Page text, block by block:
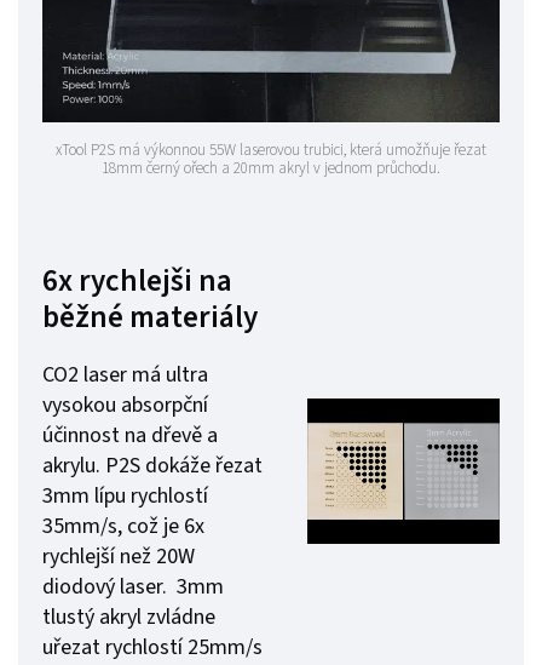
xTool P2S má výkonnou 55W laserovou trubici, která umožňuje řezat
18mm černý ořech a 20mm akryl v jednom průchodu.
6x rychlejši na
běžné materiály
CO2 laser má ultra
vysokou absorpční
účinnost na dřevě a
akrylu. P2S dokáže řezat
3mm lípu rychlostí
35mm/s, což je 6x
rychlejší než 20W
diodový laser. 3mm
tlustý akryl zvládne
uřezat rychlostí 25mm/s